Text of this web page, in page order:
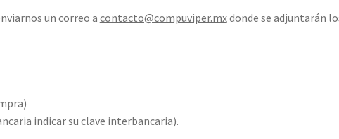
un correo a contacto@compuviper.mxdonde se adjuntarán
indicar su clave interbancaria).